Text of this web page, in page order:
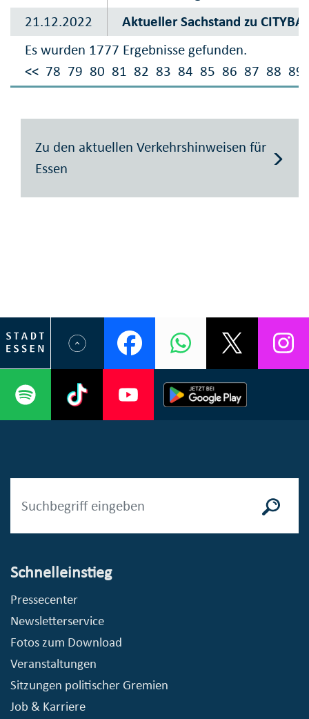
Es wurden 1777 Ergebnisse gefunden.
<< 78 79 80 81 82 83 84 85 86 87 88 89
21.12.2022
Aktueller Sachstand zu
Zu den aktuellen Verkehrshinweisen für
Essen
Schnelleinstieg
Pressecenter
Newsletterservice
Fotos zum Download
Veranstaltungen
Sitzungen politischer Gremien
Job & Karriere